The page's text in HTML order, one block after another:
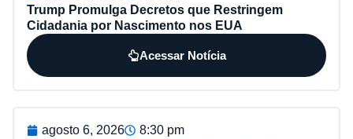
Trump Promulga Decretos que Restringem
Cidadania por Nascimento nos EUA
Acessar Notícia
agosto 6, 2026
8:30 pm